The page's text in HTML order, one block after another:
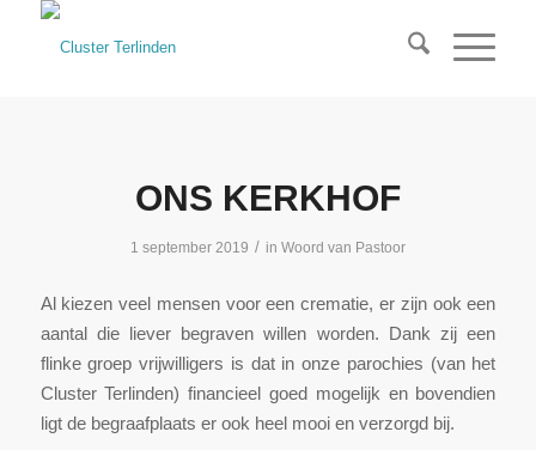
ONS KERKHOF
1 september 2019 / in Woord van Pastoor
Al kiezen veel mensen voor een crematie, er zijn ook een
aantal die liever begraven willen worden. Dank zij een
flinke groep vrijwilligers is dat in onze parochies (van het
Cluster Terlinden) financieel goed mogelijk en bovendien
ligt de begraafplaats er ook heel mooi en verzorgd bij.